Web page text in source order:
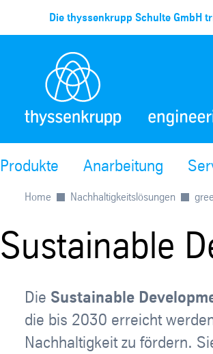
Die thyssenkrupp Schulte GmbH
Produkte Anarbeitung
Home Nachhaltigkeitslösungen
Sustainable
Die Sustainable
die bis 2030 erreicht
Nachhaltigkeit zu fördern.